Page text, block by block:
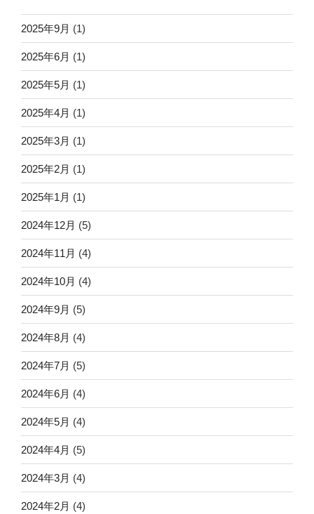
2025年9月 (1)
2025年6月 (1)
2025年5月 (1)
2025年4月 (1)
2025年3月 (1)
2025年2月 (1)
2025年1月 (1)
2024年12月 (5)
2024年11月 (4)
2024年10月 (4)
2024年9月 (5)
2024年8月 (4)
2024年7月 (5)
2024年6月 (4)
2024年5月 (4)
2024年4月 (5)
2024年3月 (4)
2024年2月 (4)